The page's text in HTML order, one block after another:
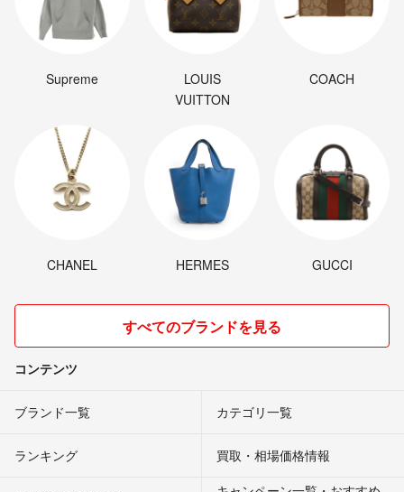
Supreme
LOUIS
VUITTON
COACH
CHANEL HERMES GUCCI
すべてのブランドを見る
コンテンツ
ブランド一覧 カテゴリ一覧
ランキング 買取・相場価格情報